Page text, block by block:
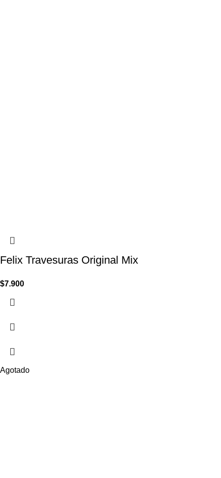
Felix Travesuras Original Mix
$7.900
Agotado